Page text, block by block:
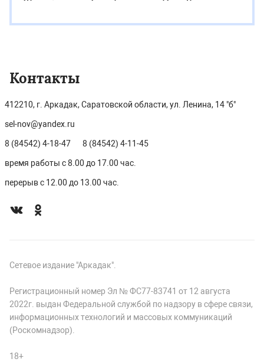
Контакты
412210, г. Аркадак, Саратовской области, ул. Ленина, 14 "б"
sel-nov@yandex.ru
8 (84542) 4-18-47 8 (84542) 4-11-45
время работы с 8.00 до 17.00 час.
перерыв с 12.00 до 13.00 час.
Сетевое издание "Аркадак".
Регистрационный номер Эл № ФС77-83741 от 12 августа
2022г. выдан Федеральной службой по надзору в сфере связи,
информационных технологий и массовых коммуникаций
(Роскомнадзор).
18+